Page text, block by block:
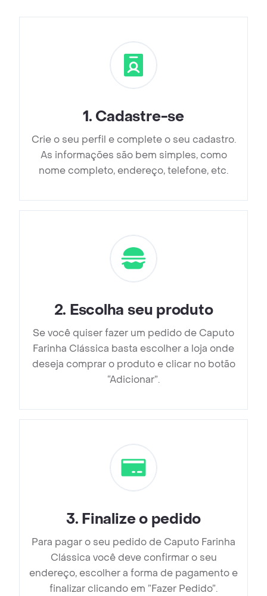
1. Cadastre-se
Crie o seu perfil e complete o seu cadastro.
As informações são bem simples, como
nome completo, endereço, telefone, etc.
2. Escolha seu produto
Se você quiser fazer um pedido de Caputo
Farinha Clássica basta escolher a loja onde
deseja comprar o produto e clicar no botão
“Adicionar”.
3. Finalize o pedido
Para pagar o seu pedido de Caputo Farinha
Clássica você deve confirmar o seu
endereço, escolher a forma de pagamento e
finalizar clicando em ”Fazer Pedido”.